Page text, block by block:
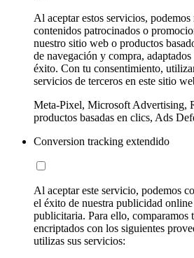
Al aceptar estos servicios, podemos
contenidos patrocinados o
nuestro sitio web o productos
de navegación y compra,
éxito. Con tu consentimiento,
servicios de terceros en este sitio
Meta-Pixel, Microsoft Advertising,
productos basadas en clics, Ads
Conversion tracking extendido
Al aceptar este servicio, podemos
el éxito de nuestra publicidad
publicitaria. Para ello, comparamos
encriptados con los siguientes
utilizas sus servicios: